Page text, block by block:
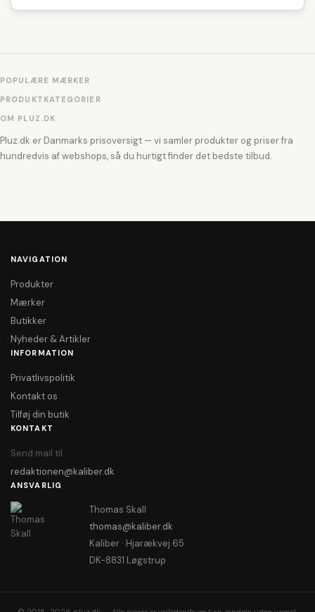
POPULÆRE MÆRKER
PRODUKTKATEGORIER
OM PLUZ.DK
Pluz.dk er Danmarks prisoversigt — vi samler produkter og priser fra
hundredvis af webshops, så du hurtigt finder det bedste tilbud.
NAVIGATION
Produkter
Mærker
Butikker
Nyheder & Artikler
INFORMATION
Privatlivspolitik
Kontakt os
Tilføj din butik
KONTAKT
Send mail til
redaktionen@kaliber.dk
ANSVARLIG
Thomas Skall
thomas@kaliber.dk
Kaliber · Hjarækvej 65
DK-8831 Løgstrup